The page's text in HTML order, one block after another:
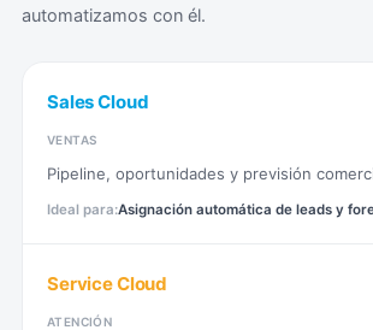
automatizamos con él.
Sales Cloud
VENTAS
Pipeline, oportunidades y previsión
Asignación automática de leads y
Service Cloud
ATENCIÓN